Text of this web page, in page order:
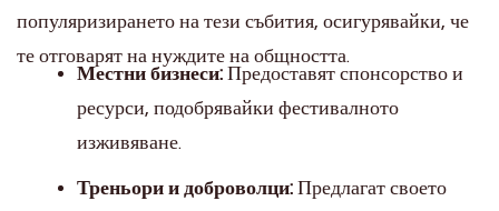
популяризирането на тези събития, осигурявайки, че
те отговарят на нуждите на общността.
Местни бизнеси: Предоставят спонсорство и
ресурси, подобрявайки фестивалното
изживяване.
Треньори и доброволци: Предлагат своето